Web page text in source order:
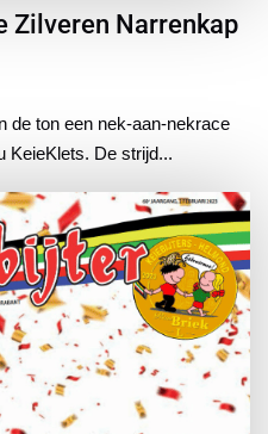
Zilveren Narrenkap
de ton een nek-aan-nekrace
KeieKlets. De strijd...